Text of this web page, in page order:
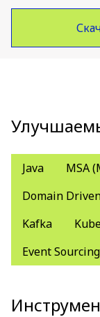
Java
MSA
Domain
Kafka
Event Sourcing